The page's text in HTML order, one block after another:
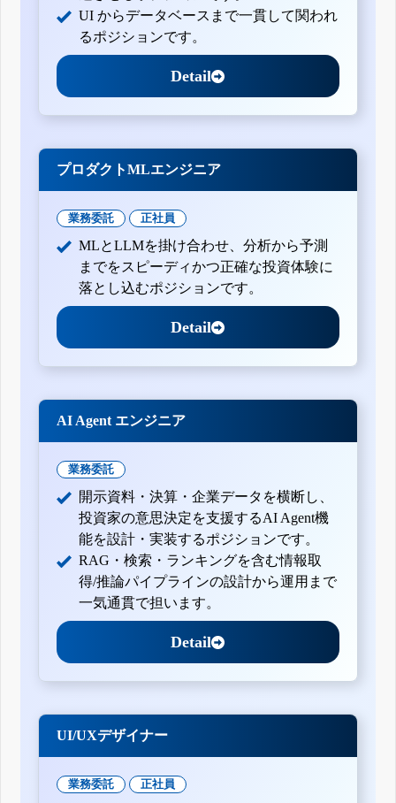
有価証券報告書-第11期(平成25年4月1日-平成26年3月31日)
四半期報告書-第11期第3四半期(平成25年10月1日-平成25年
12月31日)
四半期報告書-第11期第2四半期(平成25年7月1日-平成25年9
四半期報告書-第11期第1四半期(平成25年4月1日-平成25年6
月30日)
四半期報告書-第10期第3四半期(平成24年10月1日-平成24年
12月31日)
四半期報告書-第10期第2四半期(平成24年7月1日-平成24年9
月30日)
四半期報告書-第10期第1四半期(平成24年4月1日-平成24年6
月30日)
有価証券報告書-第9期(平成23年4月1日-平成24年3月31日)
四半期報告書-第9期第3四半期(平成23年10月1日-平成23年12
四半期報告書-第9期第2四半期(平成23年7月1日-平成23年9月
四半期報告書-第9期第1四半期(平成23年4月1日-平成23年6月
30日)
有価証券報告書-第8期(平成22年4月1日-平成23年3月31日)
四半期報告書-第8期第3四半期(平成22年10月1日-平成22年12
有価証券報告書-第7期(平成21年4月1日-平成22年3月31日)
有価証券報告書-第6期(平成20年4月1日-平成21年3月31日)
UI からデータベースまで一貫して関われ
るポジションです。
Detail
プロダクトMLエンジニア
業務委託 正社員
MLとLLMを掛け合わせ、分析から予測
までをスピーディかつ正確な投資体験に
落とし込むポジションです。
Detail
AI Agent エンジニア
業務委託
開示資料・決算・企業データを横断し、
投資家の意思決定を支援するAI Agent機
能を設計・実装するポジションです。
RAG・検索・ランキングを含む情報取
得/推論パイプラインの設計から運用まで
一気通貫で担います。
Detail
UI/UXデザイナー
業務委託 正社員